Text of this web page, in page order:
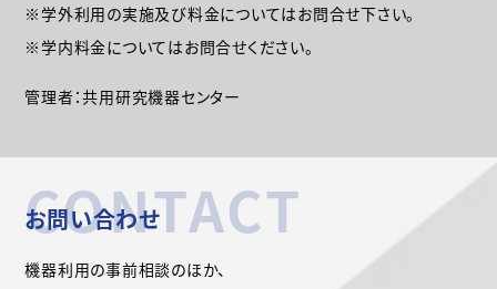
※学外利用の実施及び料金についてはお問合せ下さい。
※学内料金についてはお問合せください。
管理者：共用研究機器センター
CONTACT
お問い合わせ
機器利用の事前相談のほか、